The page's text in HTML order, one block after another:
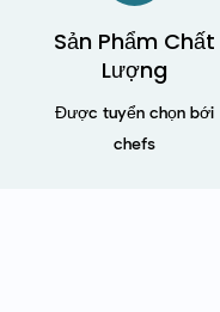
Sản Phẩm Chất
Lượng
Được tuyển chọn bới
chefs